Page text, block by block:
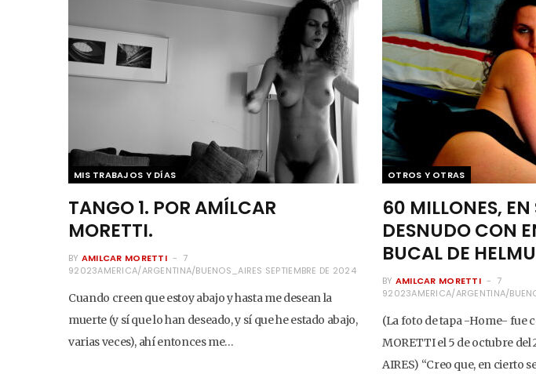
MIS TRABAJOS Y DÍAS
TANGO 1. POR AMÍLCAR
MORETTI.
BY AMILCAR MORETTI
7
92023AMERICA/ARGENTINA/BUENOS_AIRES SEPTIEMBRE DE 2024
Cuando creen que estoy abajo y hasta me desean la
muerte (y sí que lo han deseado, y sí que he estado abajo,
varias veces), ahí entonces me…
OTROS Y OTRAS
60 MILLONES,
DESNUDO CON
BUCAL DE
BY AMILCAR MORETTI
7
92023AMERICA/ARGENTINA/
(La foto de tapa -Home- fue
MORETTI el 5 de octubre del
AIRES) “Creo que, en cierto